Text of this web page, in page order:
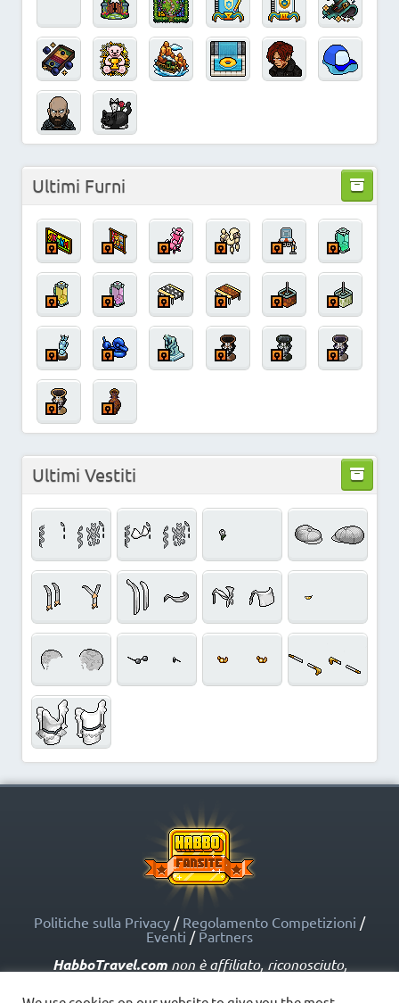
Ultimi Furni
Ultimi Vestiti
Politiche sulla Privacy / Regolamento Competizioni /
Eventi / Partners
HabboTravel.comnon è affiliato, riconosciuto,
dalle società affiliate. HabboTravel.com può servirsi di